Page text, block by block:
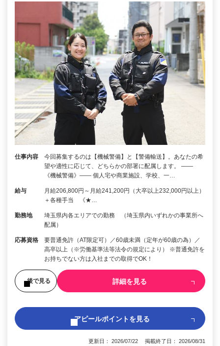
仕事内容
今回募集するのは【機械警備】と【警備輸送】。あなたの希
望や適性に応じて、どちらかの部署に配属します。 ――
《機械警備》―― 個人宅や商業施設、学校、一…
給与
月給206,800円～月給241,200円（大卒以上232,000円以上）
＋各種手当 《★…
勤務地
埼玉県内各エリアでの勤務 （埼玉県内いずれかの事業所へ
配属）
応募資格
要普通免許（AT限定可）／60歳未満（定年が60歳の為）／
高卒以上（※労働基準法等法令の規定により） ※普通免許を
お持ちでない方は入社までの取得でOK！
後で見る 詳細を見る
アピールポイントを見る
更新日： 2026/07/22 掲載終了日： 2026/08/31